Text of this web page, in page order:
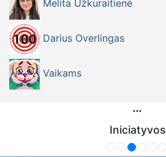
Melita Užkuraitienė
Darius Overlingas
Vaikams
Iniciatyvos